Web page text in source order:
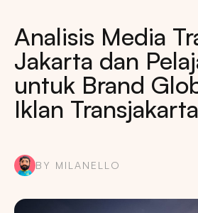
Analisis Media
Jakarta dan
untuk Brand
Iklan Transjakarta
BY MILANELLO